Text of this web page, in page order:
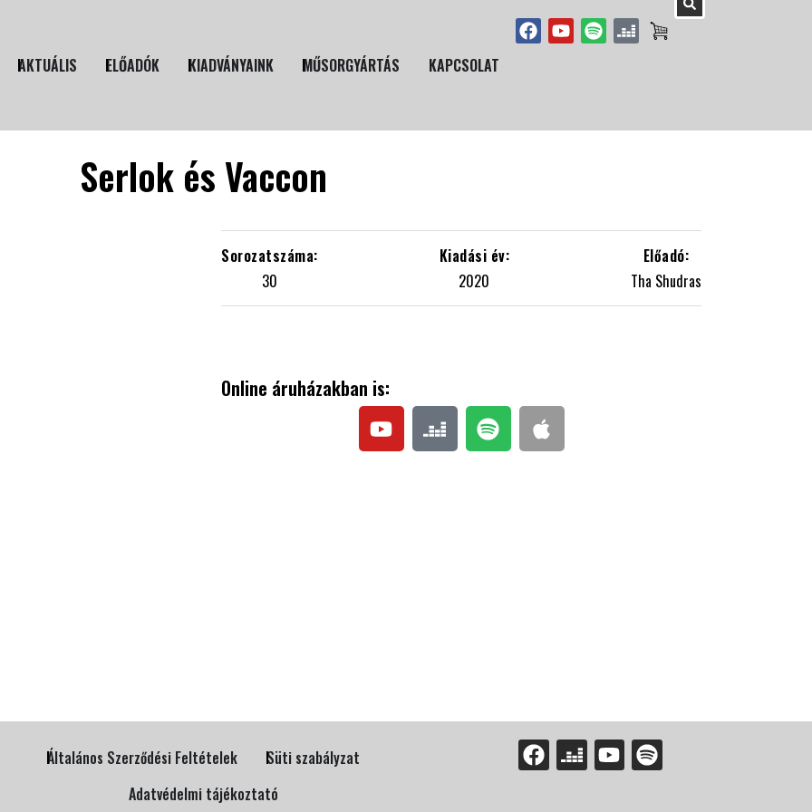
AKTUÁLIS ELŐADÓK KIADVÁNYAINK MŰSORGYÁRTÁS KAPCSOLAT
Serlok és Vaccon
30 2020 Tha Shudras
Online áruházakban is:
Általános Szerződési Feltételek
Süti szabályzat
Adatvédelmi tájékoztató